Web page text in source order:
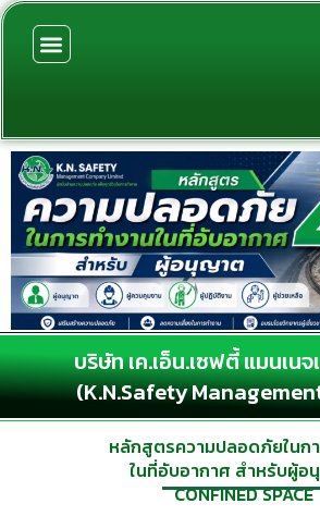
Skip
content
บริษัท เค.เอ็น.เซฟตี้ แมนเน
(K.N.Safety
หลักสูตรความปลอดภัยในก
ในที่อับอากาศ สำหรับผู้อ
CONFINED SPACE